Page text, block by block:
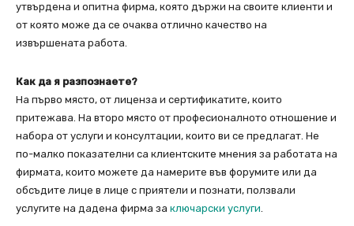
утвърдена и опитна фирма, която държи на своите клиенти и
от която може да се очаква отлично качество на
извършената работа.
Как да я разпознаете?
На първо място, от лиценза и сертификатите, които
притежава. На второ място от професионалното отношение и
набора от услуги и консултации, които ви се предлагат. Не
по-малко показателни са клиентските мнения за работата на
фирмата, които можете да намерите във форумите или да
обсъдите лице в лице с приятели и познати, ползвали
услугите на дадена фирма за ключарски услуги.